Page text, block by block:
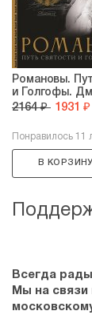
Романовы.
и Голгофы.
2164 ₽ 1931 ₽
Понравилось 11
В КОРЗИНУ
Всегда
Мы на связи